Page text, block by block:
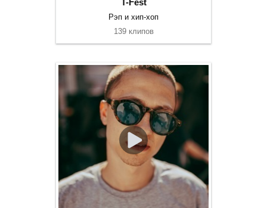
T-Fest
Рэп и хип-хоп
139 клипов